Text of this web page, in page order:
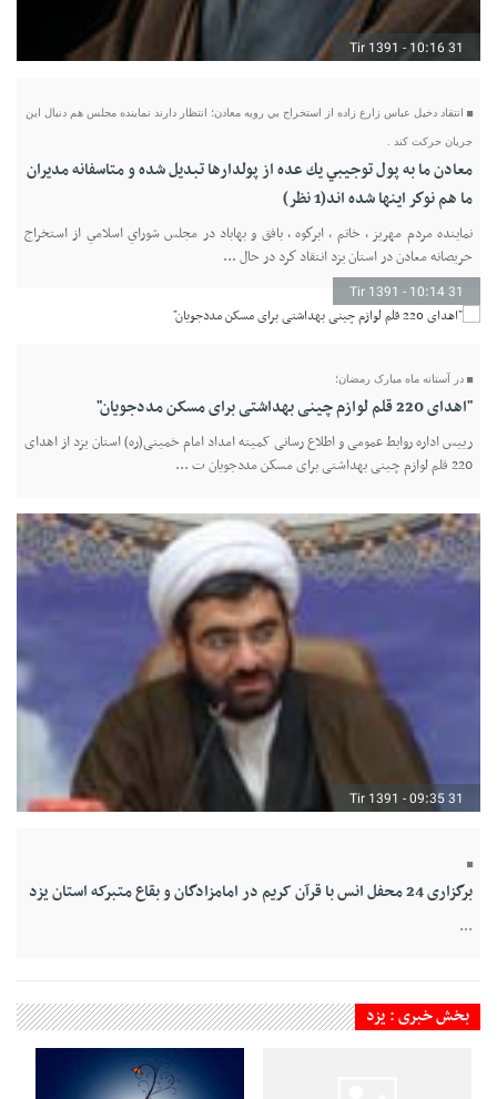
31 Tir 1391 - 10:16
انتقاد دخيل عباس زارع زاده از استخراج بي رويه معادن؛ انتظار دارند نماينده مجلس هم دنبال اين
جريان حركت كند .
معادن ما به پول توجيبي يك عده از پولدارها تبديل شده و متاسفانه مديران
ما هم نوكر اينها شده اند(1 نظر)
نماينده مردم مهريز ، خاتم ، ابركوه ، بافق و بهاباد در مجلس شوراي اسلامي از استخراج
حريصانه معادن در استان يزد انتقاد كرد در حال ...
31 Tir 1391 - 10:14
در آستانه ماه مبارک رمضان؛
"اهدای 220 قلم لوازم چینی بهداشتی برای مسکن مددجویان"
رییس اداره روابط عمومی و اطلاع رسانی کمیته امداد امام خمینی(ره) استان یزد از اهدای
220 قلم لوازم چینی بهداشتی برای مسکن مددجویان ت ...
31 Tir 1391 - 09:35
برگزاری 24 محفل انس با قرآن کریم در امامزادگان و بقاع متبرکه استان یزد
...
بخش خبری : یزد